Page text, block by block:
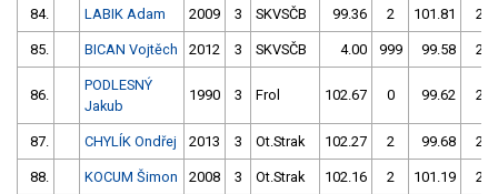
84. LABIK Adam 2009 3 SKVSČB 99.36 2 101.81 2
85. BICAN Vojtěch 2012 3 SKVSČB 4.00 999 99.58 2
86.
PODLESNÝ
Jakub
1990 3 Frol 102.67 0 99.62 2
87. CHYLÍK Ondřej 2013 3 Ot.Strak 102.27 2 99.68 2
88. KOCUM Šimon 2008 3 Ot.Strak 102.16 2 101.19 2